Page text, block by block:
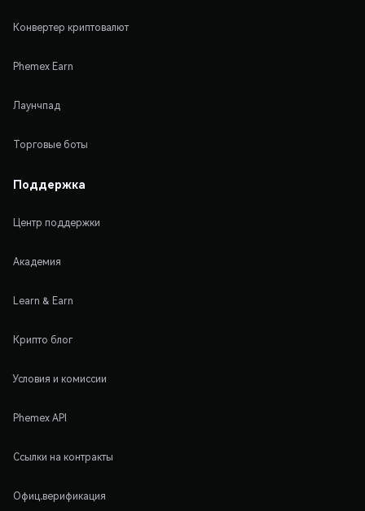
Конвертер криптовалют
Phemex Earn
Лаунчпад
Торговые боты
Поддержка
Центр поддержки
Академия
Learn & Earn
Крипто блог
Условия и комиссии
Phemex API
Ссылки на контракты
Офиц.верификация